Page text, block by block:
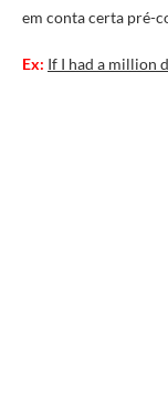
em conta certa pré-
Ex: If I had a million